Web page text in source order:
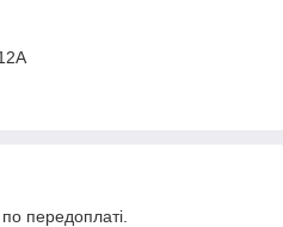
передоплаті.